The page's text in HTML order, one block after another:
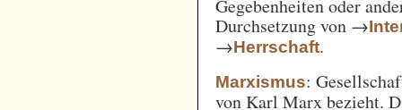
Gegebenheiten oder
Durchsetzung von →
→Herrschaft.
Marxismus:
von Karl Marx bezieht.